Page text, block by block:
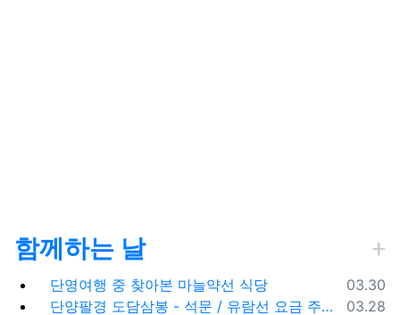
함께하는 날
등록일
03.30
단영여행 중 찾아본 마늘약선 식당
등록일
03.28
단양팔경 도담삼봉 - 석문 / 유람선 요금 주차비